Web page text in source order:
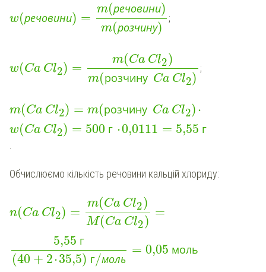
w(речовини) =
m(речовини)
m(розчину)
;
w(Ca Cl2) =
m(Ca Cl2)
m(розчину Ca Cl2)
;
m(Ca Cl2) = m(розчину Ca Cl2)⋅
w(Ca Cl2) = 500 г ⋅0,0111 = 5,55 г
Обчислюємо кількість речовини кальцій хлориду:
n(Ca Cl2) =
m(Ca Cl2)
M(Ca Cl2)
=
5,55 г
(40 + 2⋅35,5) г/моль
= 0,05 моль